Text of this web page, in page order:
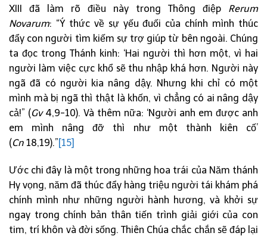
XIII đã làm rõ điều này trong Thông điệp Rerum
Novarum: “Ý thức về sự yếu đuối của chính mình thúc
đẩy con người tìm kiếm sự trợ giúp từ bên ngoài. Chúng
ta đọc trong Thánh kinh: ‘Hai người thì hơn một, vì hai
người làm việc cực khổ sẽ thu nhập khá hơn. Người này
ngã đã có người kia nâng dậy. Nhưng khi chỉ có một
mình mà bị ngã thì thật là khốn, vì chẳng có ai nâng dậy
cả!” (Gv4,9-10). Và thêm nữa: ‘Người anh em được anh
em mình nâng đỡ thì như một thành kiên cố’
(Cn 18,19).”[15]
Ước chi đây là một trong những hoa trái của Năm thánh
Hy vọng, năm đã thúc đẩy hàng triệu người tái khám phá
chính mình như những người hành hương, và khởi sự
ngay trong chính bản thân tiến trình giải giới của con
tim, trí khôn và đời sống. Thiên Chúa chắc chắn sẽ đáp lại